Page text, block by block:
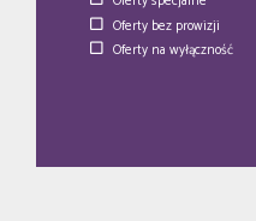
Oferty bez prowizji
Oferty na wyłączność